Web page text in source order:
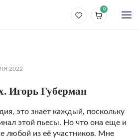
0
2022
Игорь Губерман
это знает каждый, поскольку
этой пьесы. Но что она еще и
любой из её участников. Мне